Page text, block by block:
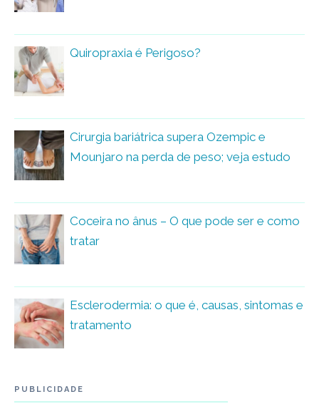
Quiropraxia é Perigoso?
Cirurgia bariátrica supera Ozempic e
Mounjaro na perda de peso; veja estudo
Coceira no ânus – O que pode ser e como
tratar
Esclerodermia: o que é, causas, sintomas e
tratamento
PUBLICIDADE